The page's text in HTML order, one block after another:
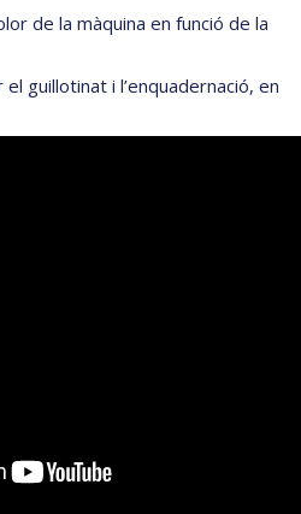
de la màquina en funció de la
guillotinat i l’enquadernació, en